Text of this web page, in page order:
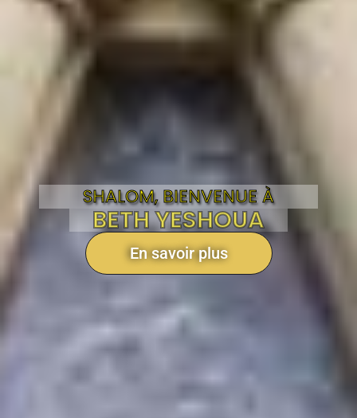
SHALOM, BIENVENUE À
BETH YESHOUA
En savoir plus